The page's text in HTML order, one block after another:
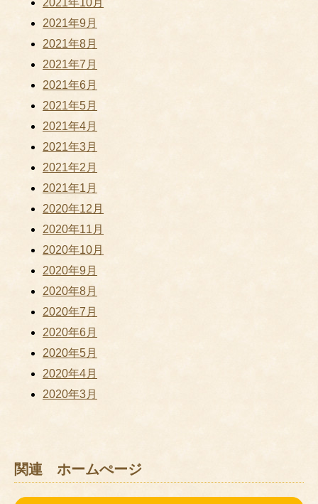
2021年9月
2021年8月
2021年7月
2021年6月
2021年5月
2021年4月
2021年3月
2021年2月
2021年1月
2020年12月
2020年11月
2020年10月
2020年9月
2020年8月
2020年7月
2020年6月
2020年5月
2020年4月
2020年3月
関連 ホームぺージ